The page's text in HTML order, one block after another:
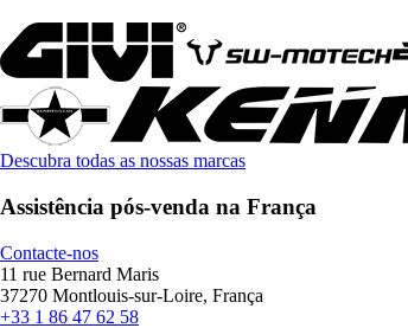
Descubra todas as nossas marcas
Assistência pós-venda na França
Contacte-nos
11 rue Bernard Maris
37270 Montlouis-sur-Loire, França
+33 1 86 47 62 58